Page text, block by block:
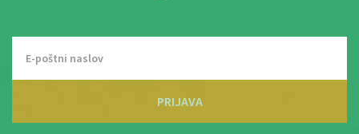
PRIJAVA